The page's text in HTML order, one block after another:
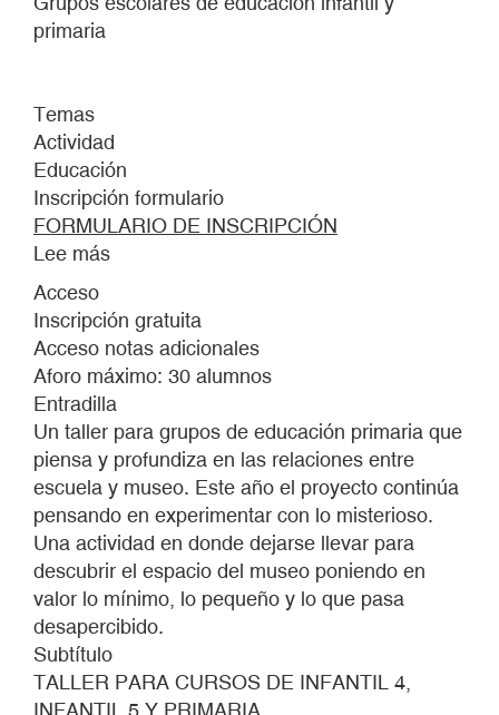
primaria
Temas
Actividad
Educación
Inscripción formulario
FORMULARIO DE INSCRIPCIÓN
Lee más
que
moje
¡ay!
2023
Acceso
Inscripción gratuita
Acceso notas adicionales
Aforo máximo: 30 alumnos
Entradilla
Un taller para grupos de educación primaria que
piensa y profundiza en las relaciones entre
escuela y museo. Este año el proyecto continúa
pensando en experimentar con lo misterioso.
Una actividad en donde dejarse llevar para
descubrir el espacio del museo poniendo en
valor lo mínimo, lo pequeño y lo que pasa
desapercibido.
Subtítulo
TALLER PARA CURSOS DE INFANTIL 4,
INFANTIL 5 Y PRIMARIA.